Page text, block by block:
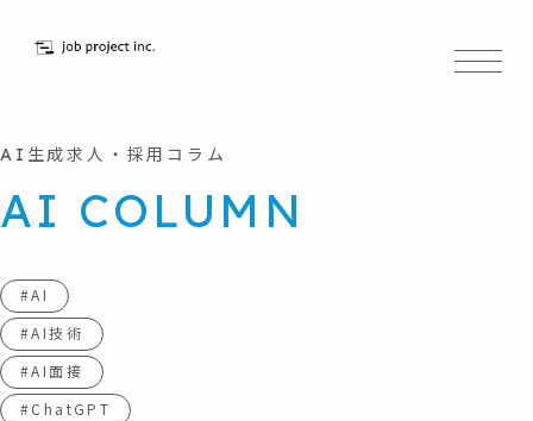
AI生成求人・採用コラム
AI COLUMN
#AI
#AI技術
#AI面接
#ChatGPT